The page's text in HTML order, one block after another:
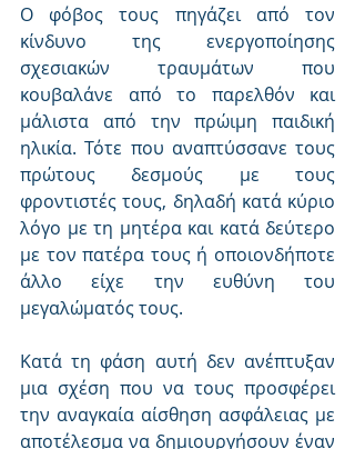
Ο φόβος τους πηγάζει από τον
κίνδυνο της ενεργοποίησης
σχεσιακών τραυμάτων που
κουβαλάνε από το παρελθόν και
μάλιστα από την πρώιμη παιδική
ηλικία. Τότε που αναπτύσσανε τους
πρώτους δεσμούς με τους
φροντιστές τους, δηλαδή κατά κύριο
λόγο με τη μητέρα και κατά δεύτερο
με τον πατέρα τους ή oποιονδήποτε
άλλο είχε την ευθύνη του
μεγαλώματός τους.
Κατά τη φάση αυτή δεν ανέπτυξαν
μια σχέση που να τους προσφέρει
την αναγκαία αίσθηση ασφάλειας με
αποτέλεσμα να δημιουργήσουν έναν